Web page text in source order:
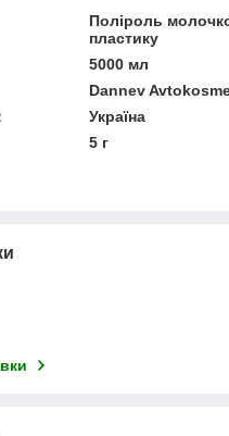
Поліроль
пластику
5000 мл
Dannev
Україна
5 г